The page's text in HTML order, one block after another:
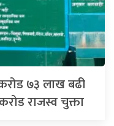
करोड ७३ लाख बढी
राजस्व चुक्ता